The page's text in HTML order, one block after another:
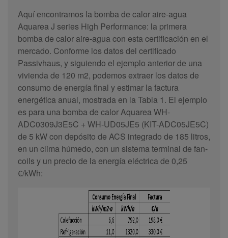
Aquí encontramos la bomba de calor aire-agua
Aquarea J series High Performance: la primera
bomba de calor aire-agua con esta certificación en el
mercado. Conforme los datos del certificado
Passivhaus, y siguiendo el ejemplo anterior de una
vivienda de 120 m2, podemos extraer los datos de
consumo de energía final y estimar la factura
energética anual, mostrada en la Tabla 1. El ejemplo
es para una bomba de calor Aquarea WH-
ADC0309J3E5C + WH-UD05JE5 (KIT-ADC05JE5C)
de 5 kW con depósito de ACS integrado de 185 litros,
en un clima húmedo, con un sistema terminal de fan-
coils y un precio de la energía eléctrica de 0,25
€/kWh: